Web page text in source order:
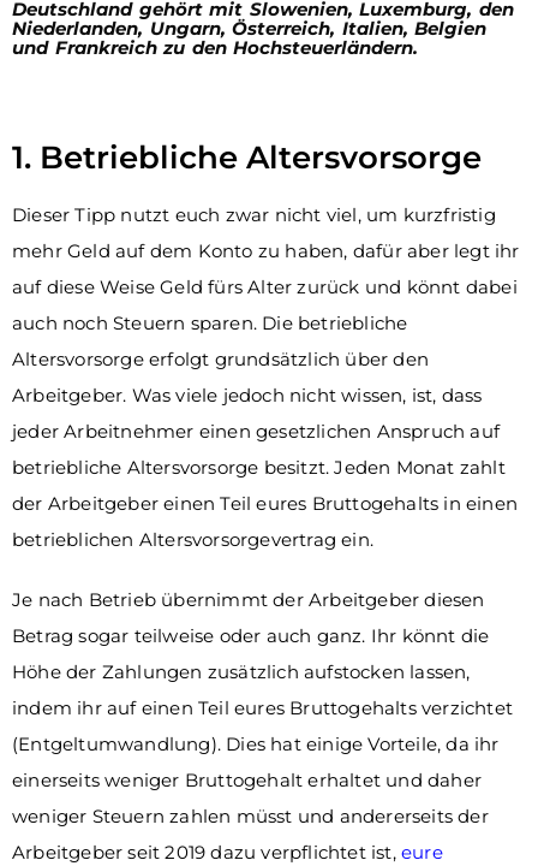
Deutschland gehört mit Slowenien, Luxemburg, den
Niederlanden, Ungarn, Österreich, Italien, Belgien
und Frankreich zu den Hochsteuerländern.
1. Betriebliche Altersvorsorge
Dieser Tipp nutzt euch zwar nicht viel, um kurzfristig
mehr Geld auf dem Konto zu haben, dafür aber legt ihr
auf diese Weise Geld fürs Alter zurück und könnt dabei
auch noch Steuern sparen. Die betriebliche
Altersvorsorgeerfolgt grundsätzlich über den
Arbeitgeber. Was viele jedoch nicht wissen, ist, dass
jeder Arbeitnehmer einen gesetzlichen Anspruch auf
betriebliche Altersvorsorge besitzt. Jeden Monat zahlt
der Arbeitgeber einen Teil eures Bruttogehalts in einen
betrieblichen Altersvorsorgevertrag ein.
Je nach Betrieb übernimmt der Arbeitgeber diesen
Betrag sogar teilweise oder auch ganz. Ihr könnt die
Höhe der Zahlungen zusätzlich aufstocken lassen,
indem ihr auf einen Teil eures Bruttogehalts verzichtet
(Entgeltumwandlung). Dies hat einige Vorteile, da ihr
einerseits weniger Bruttogehalt erhaltet und daher
weniger Steuern zahlen müsst und andererseits der
Arbeitgeber seit 2019 dazu verpflichtet ist, eure